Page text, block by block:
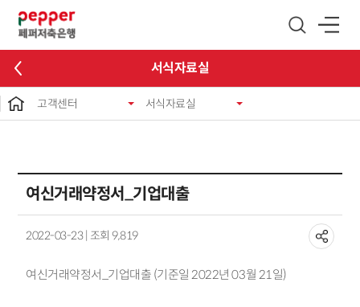
서식자료실
고객센터 서식자료실
여신거래약정서_기업대출
2022-03-23 | 조회 9,819
여신거래약정서_기업대출 (기준일 2022년 03월 21일)